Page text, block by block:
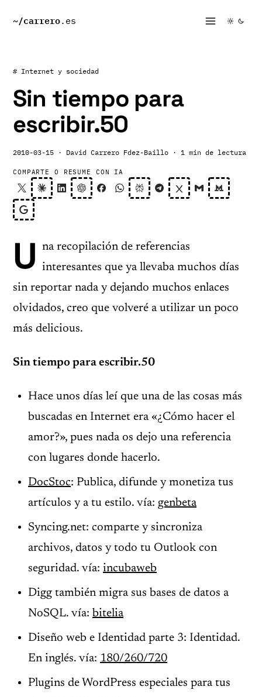
~/carrero.es
# Internet y sociedad
Sin tiempo para
escribir.50
2010-03-15 · David Carrero Fdez-Baillo · 1 min de lectura
COMPARTE O RESUME CON IA
U na recopilación de referencias
interesantes que ya llevaba muchos días
sin reportar nada y dejando muchos enlaces
olvidados, creo que volveré a utilizar un poco
más delicious.
Sin tiempo para escribir.50
Hace unos días leí que una de las cosas más
buscadas en Internet era «¿Cómo hacer el
amor?», pues nada os dejo una referencia
con lugares donde hacerlo.
DocStoc: Publica, difunde y monetiza tus
artículos y a tu estilo. vía: genbeta
Syncing.net: comparte y sincroniza
archivos, datos y todo tu Outlook con
seguridad. vía: incubaweb
Digg también migra sus bases de datos a
NoSQL. vía: bitelia
Diseño web e Identidad parte 3: Identidad.
En inglés. vía: 180/260/720
Plugins de WordPress especiales para tus